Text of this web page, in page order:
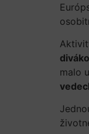
malo